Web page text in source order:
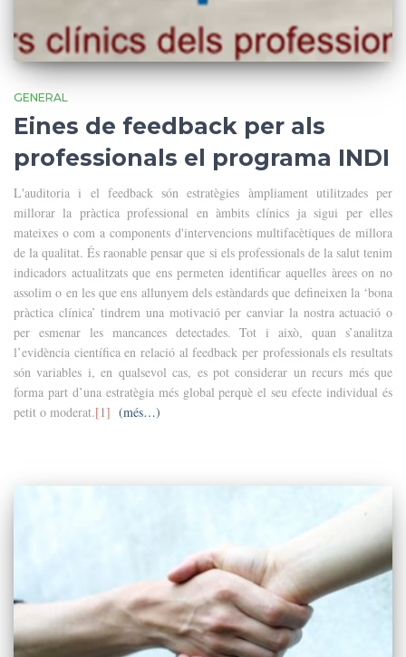
GENERAL
Eines de feedback per als
professionals el programa INDI
L'auditoria i el feedback són estratègies àmpliament utilitzades per
millorar la pràctica professional en àmbits clínics ja sigui per elles
mateixes o com a components d'intervencions multifacètiques de millora
de la qualitat. És raonable pensar que si els professionals de la salut tenim
indicadors actualitzats que ens permeten identificar aquelles àrees on no
assolim o en les que ens allunyem dels estàndards que defineixen la ‘bona
pràctica clínica’ tindrem una motivació per canviar la nostra actuació o
per esmenar les mancances detectades. Tot i això, quan s’analitza
l’evidència científica en relació al feedback per professionals els resultats
són variables i, en qualsevol cas, es pot considerar un recurs més que
forma part d’una estratègia més global perquè el seu efecte individual és
petit o moderat.[1] (més…)